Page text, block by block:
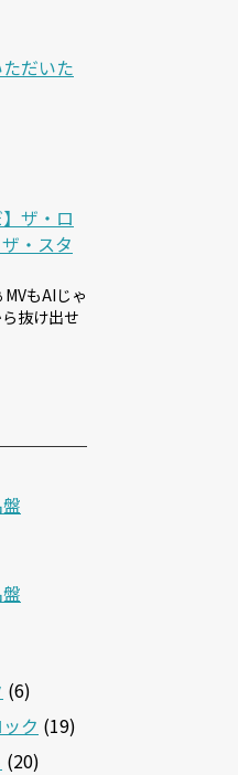
だいた
ザ・ロ
・スタ
もAIじゃ
抜け出せ
(6)
ク (19)
(20)